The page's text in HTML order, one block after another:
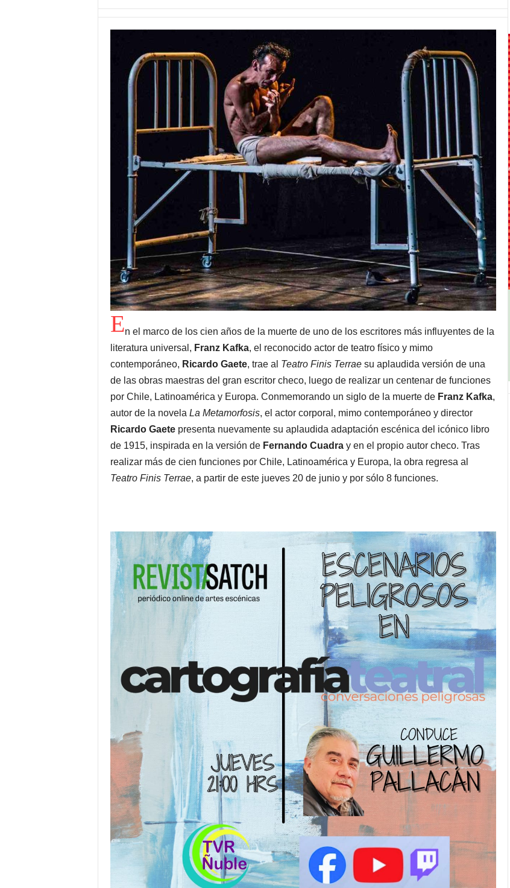
En el marco de los cien años de la muerte de uno de los escritores más influyentes de la
literatura universal, Franz Kafka, el reconocido actor de teatro físico y mimo
contemporáneo, Ricardo Gaete, trae al Teatro Finis Terraesu aplaudida versión de una
de las obras maestras del gran escritor checo, luego de realizar un centenar de funciones
por Chile, Latinoamérica y Europa. Conmemorando un siglo de la muerte de Franz Kafka,
autor de la novela La Metamorfosis, el actor corporal, mimo contemporáneo y director
Ricardo Gaetepresenta nuevamente su aplaudida adaptación escénica del icónico libro
de 1915, inspirada en la versión deFernando Cuadray en el propio autor checo. Tras
realizar más de cien funciones por Chile, Latinoamérica y Europa, la obra regresa al
Teatro Finis Terrae, a partir de este jueves 20 de junio y por sólo 8 funciones.